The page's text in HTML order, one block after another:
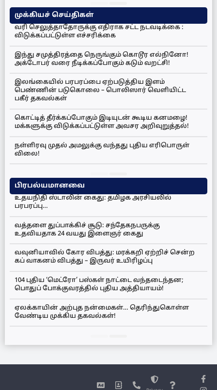
முக்கியச் செய்திகள்
வரி செலுத்தாதோருக்கு எதிராக சட்ட நடவடிக்கை :
விடுக்கப்பட்டுள்ள எச்சரிக்கை
இந்து சமுத்திரத்தை நெருங்கும் கொடூர எல்நினோ!
அக்டோபர் வரை நீடிக்கப்போகும் கடும் வறட்சி!
இலங்கையில் பரபரப்பை ஏற்படுத்திய இளம்
பெண்ணின் படுகொலை – பொலிஸார் வெளியிட்ட
பகீர் தகவல்கள்
கொட்டித் தீர்க்கப்போகும் இடியுடன் கூடிய கனமழை!
மக்களுக்கு விடுக்கப்பட்டுள்ள அவசர அறிவுறுத்தல்!
நள்ளிரவு முதல் அமலுக்கு வந்தது புதிய எரிபொருள்
விலை!
பிரபல்யமானவை
உதயநிதி ஸ்டாலின் கைது: தமிழக அரசியலில்
பரபரப்பு…
வத்தளை துப்பாக்கிச் சூடு: சந்தேகநபருக்கு
உதவியதாக 24 வயது இளைஞர் கைது
வவுனியாவில் கோர விபத்து: மரக்கறி ஏற்றிச் சென்ற
கப் வாகனம் விபத்து – இருவர் உயிரிழப்பு
104 புதிய ‘மெட்ரோ’ பஸ்கள் நாட்டை வந்தடைந்தன;
பொதுப் போக்குவரத்தில் புதிய அத்தியாயம்!
ஏலக்காயின் அற்புத நன்மைகள்… தெரிந்துகொள்ள
வேண்டிய முக்கிய தகவல்கள்!